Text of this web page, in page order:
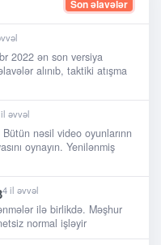
Son əlavələr
2022 ən son versiya
alınıb, taktiki atışma
əvvəl
nəsil video oyunlarınn
oynayın. Yenilənmiş
4 il əvvəl
ilə birlikdə. Məşhur
normal işləyir